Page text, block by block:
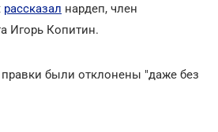
рассказал нардеп, член
Игорь Копитин.
были отклонены "даже без